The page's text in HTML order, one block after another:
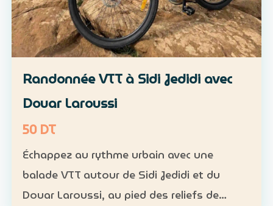
Randonnée VTT à Sidi Jedidi avec
Douar Laroussi
50 DT
Échappez au rythme urbain avec une
balade VTT autour de Sidi Jedidi et du
Douar Laroussi, au pied des reliefs de